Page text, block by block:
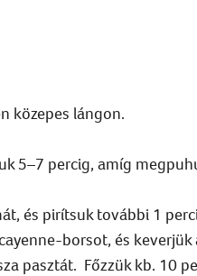
közepes lángon.
5–7 percig, amíg
és pirítsuk további 1
borsot, és keverjük
pasztát. Főzzük kb. 10